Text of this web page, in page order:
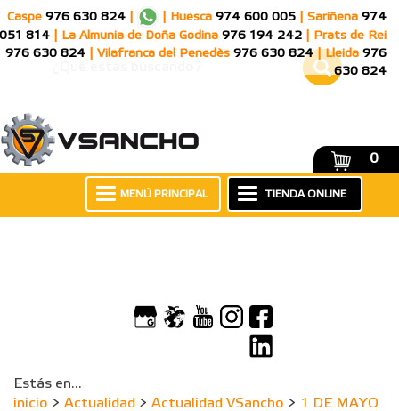
Caspe 976 630 824 Huesca 974 600 005 Sariñena 974
051 814
La Almunia de Doña Godina 976 194 242
Prats de Rei
976 630 824
Vilafranca del Penedès 976 630 824 Lleida 976
630 824
0
TIENDA ONLINE
MENÚ PRINCIPAL
Estás en...
inicio > Actualidad > Actualidad VSancho > 1 DE MAYO